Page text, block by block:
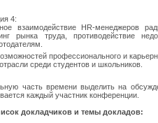
4:
взаимодействие HR-менеджеров
рынка труда, противодействие
профессионального и
среди студентов и школьников.
часть времени выделить на
каждый участник конференции.
докладчиков и темы докладов: